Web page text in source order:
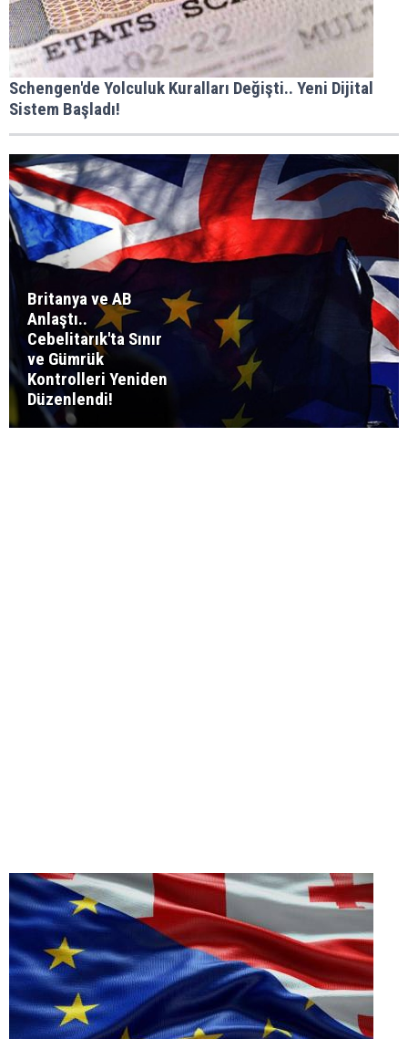
Schengen'de Yolculuk Kuralları Değişti.. Yeni Dijital
Sistem Başladı!
Britanya ve AB
Anlaştı..
Cebelitarık'ta Sınır
ve Gümrük
Kontrolleri Yeniden
Düzenlendi!